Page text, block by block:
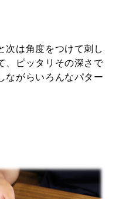
次は角度をつけて刺し
、ピッタリその深さで
ながらいろんなパター